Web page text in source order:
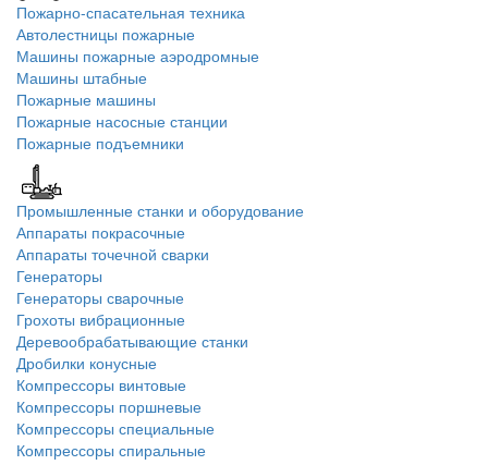
Пожарно-спасательная техника
Автолестницы пожарные
Машины пожарные аэродромные
Машины штабные
Пожарные машины
Пожарные насосные станции
Пожарные подъемники
Промышленные станки и оборудование
Аппараты покрасочные
Аппараты точечной сварки
Генераторы
Генераторы сварочные
Грохоты вибрационные
Деревообрабатывающие станки
Дробилки конусные
Компрессоры винтовые
Компрессоры поршневые
Компрессоры специальные
Компрессоры спиральные